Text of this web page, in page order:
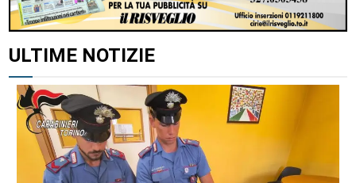
ULTIME NOTIZIE